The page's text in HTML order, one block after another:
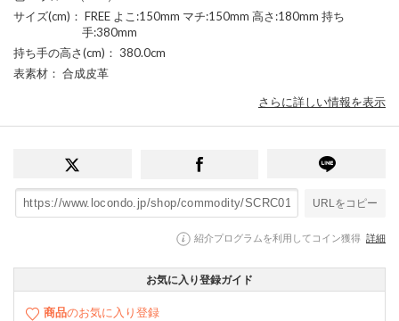
サイズ(cm) ： FREE よこ:150mm マチ:150mm 高さ:180mm 持ち
手:380mm
持ち手の高さ(cm) ： 380.0cm
表素材 ： 合成皮革
さらに詳しい情報を表示
URLをコピー
紹介プログラムを利用してコイン獲得 詳細
お気に入り登録ガイド
商品のお気に入り登録